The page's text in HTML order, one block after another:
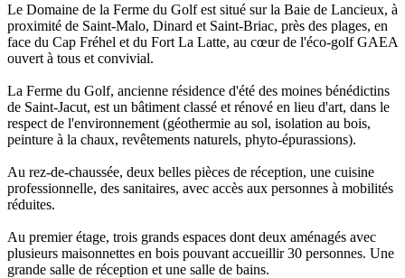
Le Domaine de la Ferme du Golf est situé sur la Baie de Lancieux, à
proximité de Saint-Malo, Dinard et Saint-Briac, près des plages, en
face du Cap Fréhel et du Fort La Latte, au cœur de l'éco-golf GAEA
ouvert à tous et convivial.
La Ferme du Golf, ancienne résidence d'été des moines bénédictins
de Saint-Jacut, est un bâtiment classé et rénové en lieu d'art, dans le
respect de l'environnement (géothermie au sol, isolation au bois,
peinture à la chaux, revêtements naturels, phyto-épurassions).
Au rez-de-chaussée, deux belles pièces de réception, une cuisine
professionnelle, des sanitaires, avec accès aux personnes à mobilités
réduites.
Au premier étage, trois grands espaces dont deux aménagés avec
plusieurs maisonnettes en bois pouvant accueillir 30 personnes. Une
grande salle de réception et une salle de bains.